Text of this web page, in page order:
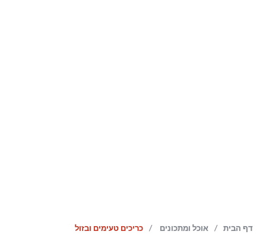
דף הבית / אוכל ומתכונים / כריכים טעימים ובזול